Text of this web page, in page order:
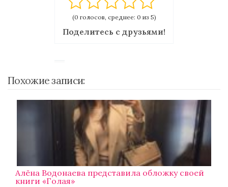
(0 голосов, среднее: 0 из 5)
Поделитесь с друзьями!
Похожие записи:
Алёна Водонаева представила обложку своей
книги «Голая»